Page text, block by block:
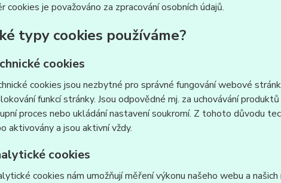
cookies je považováno za zpracování osobních údajů.
typy cookies používáme?
cookies
cookies jsou nezbytné pro správné fungování webové
funkcí stránky. Jsou odpovědné mj. za uchovávání
proces nebo ukládání nastavení soukromí. Z tohoto důvodu
aktivovány a jsou aktivní vždy.
cookies
cookies nám umožňují měření výkonu našeho webu a